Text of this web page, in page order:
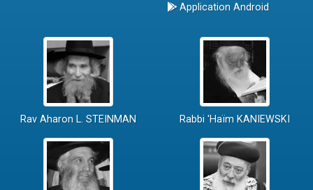
Application Android
Rav Aharon L. STEINMAN Rabbi 'Haïm KANIEWSKI